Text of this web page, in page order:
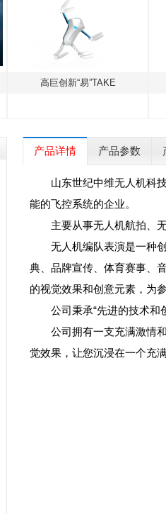
高巨创新“易”TAKE
产品详情 产品参数
山东世纪中维无人机科
能的飞控系统的企业。
主要从事无人机航拍、
无人机编队表演是一种
典、品牌宣传、体育赛事、
的视觉效果和创意元素，为
公司秉承“先进的技术和
公司拥有一支充满激情
觉效果，让您沉浸在一个充